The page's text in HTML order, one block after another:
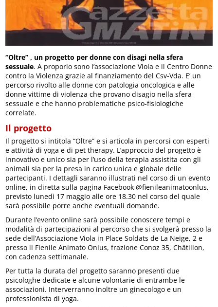
“Oltre” , un progetto per donne con disagi nella sfera
sessuale. A proporlo sono l’associazione Viola e il Centro Donne
contro la Violenza grazie al finanziamento del Csv-Vda. E’ un
percorso rivolto alle donne con patologia oncologica e alle
donne vittime di violenza che provano disagio nella sfera
sessuale e che hanno problematiche psico-fisiologiche
correlate.
Il progetto
Il progetto si intitola “Oltre” e si articola in percorsi con esperti
e attività di yoga e di pet therapy. L’approccio del progetto è
innovativo e unico sia per l’uso della terapia assistita con gli
animali sia per la presa in carico unica e globale delle
partecipanti. I dettagli saranno illustrati nel corso di un evento
online, in diretta sulla pagina Facebook @fienileanimatoonlus,
previsto lunedì 17 maggio alle ore 18.30 nel corso del quale
sarà possibile porre anche eventuali domande.
Durante l’evento online sarà possibile conoscere tempi e
modalità di partecipazioni al percorso che si svolgerà presso la
sede dell’Associazione Viola in Place Soldats de La Neige, 2 e
presso il Fienile Animato Onlus, frazione Conoz 35, Châtillon,
con cadenza settimanale.
Per tutta la durata del progetto saranno presenti due
psicologhe dedicate e alcune volontarie di entrambe le
associazioni. Interverranno inoltre un ginecologo e un
professionista di yoga.